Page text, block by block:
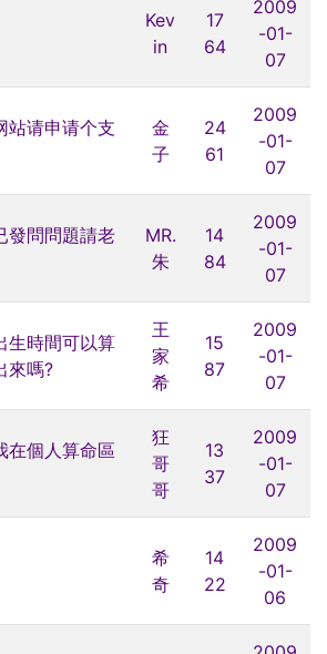
Kev
in
17
64
2009
-01-
07
站请申请个支
金
子
24
61
2009
-01-
07
發問問題請老
MR.
朱
14
84
2009
-01-
07
生時間可以算
來嗎?
王
家
希
15
87
2009
-01-
07
在個人算命區
狂
哥
哥
13
37
2009
-01-
07
希
奇
14
22
2009
-01-
06